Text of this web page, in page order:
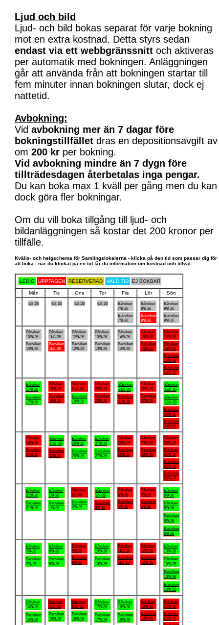
Ljud och bild
Ljud- och bild bokas separat för varje bokning
mot en extra kostnad. Detta styrs sedan
endast via ett webbgränssnitt och aktiveras
per automatik med bokningen. Anläggningen
går att använda från att bokningen startar till
fem minuter innan bokningen slutar, dock ej
nattetid.
Avbokning:
Vid avbokning mer än 7 dagar före
bokningstillfället dras en depositionsavgift av
om 200 kr per bokning.
Vid avbokning mindre än 7 dygn före
tillträdesdagen återbetalas inga pengar.
Du kan boka max 1 kväll per gång men du kan
dock göra fler bokningar.
Om du vill boka tillgång till ljud- och
bildanläggningen så kostar det 200 kronor per
tillfälle.
Kvälls- och helgschema för Samlingslokalerna - klicka på den tid som passar dig för
att boka - när du klickat på en tid får du information om kostnad och tillval.
LEDIG UPPTAGEN RESERVERAD VALD TID EJ BOKBAR
Mån Tis Ons Tor Fre Lör
Sön
3/8-26 4/8-26 5/8-26 6/8-26
Båtviken
7/8-26
Badviken
7/8-26
Båtviken
8/8-26
Badviken
8/8-26
Båtviken
9/8-26
Badviken
9/8-26
Båtviken
10/8-26
Badviken
10/8-26
Båtviken
11/8-26
Badviken
11/8-26
Båtviken
12/8-26
Badviken
12/8-26
Båtviken
13/8-26
Badviken
13/8-26
Båtviken
14/8-26
Badviken
14/8-26
Båtviken
15/8-26
Badviken
15/8-26
Båtviken
16/8-26
Båtviken
16/8-26
Badviken
16/8-26
Badviken
16/8-26
Båtviken
17/8-26
Badviken
17/8-26
Båtviken
18/8-26
Badviken
18/8-26
Båtviken
19/8-26
Badviken
19/8-26
Båtviken
20/8-26
Badviken
20/8-26
Båtviken
21/8-26
Badviken
21/8-26
Båtviken
22/8-26
Badviken
22/8-26
Båtviken
23/8-26
Båtviken
23/8-26
Badviken
23/8-26
Badviken
23/8-26
Båtviken
24/8-26
Badviken
24/8-26
Båtviken
25/8-26
Badviken
25/8-26
Båtviken
26/8-26
Badviken
26/8-26
Båtviken
27/8-26
Badviken
27/8-26
Båtviken
28/8-26
Badviken
28/8-26
Båtviken
29/8-26
Badviken
29/8-26
Båtviken
30/8-26
Båtviken
30/8-26
Badviken
30/8-26
Badviken
30/8-26
Båtviken
31/8-26
Badviken
31/8-26
Båtviken
1/9-26
Badviken
1/9-26
Båtviken
2/9-26
Badviken
2/9-26
Båtviken
3/9-26
Badviken
3/9-26
Båtviken
4/9-26
Badviken
4/9-26
Båtviken
5/9-26
Badviken
5/9-26
Båtviken
6/9-26
Båtviken
6/9-26
Badviken
6/9-26
Badviken
6/9-26
Båtviken
7/9-26
Badviken
7/9-26
Båtviken
8/9-26
Badviken
8/9-26
Båtviken
9/9-26
Badviken
9/9-26
Båtviken
10/9-26
Badviken
10/9-26
Båtviken
11/9-26
Badviken
11/9-26
Båtviken
12/9-26
Badviken
12/9-26
Båtviken
13/9-26
Båtviken
13/9-26
Badviken
13/9-26
Badviken
13/9-26
Båtviken
14/9-26
Badviken
14/9-26
Båtviken
15/9-26
Badviken
15/9-26
Båtviken
16/9-26
Badviken
16/9-26
Båtviken
17/9-26
Badviken
17/9-26
Båtviken
18/9-26
Badviken
18/9-26
Båtviken
19/9-26
Badviken
19/9-26
Båtviken
20/9-26
Båtviken
20/9-26